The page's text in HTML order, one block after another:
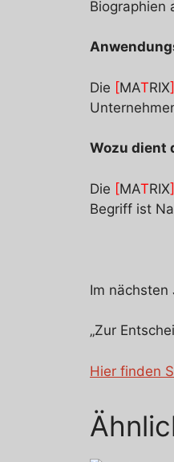
Biographien
Die [MATRIX]
Wozu dient
Die [MATRIX]
Begriff ist
Im nächsten
„Zur
Hier finden